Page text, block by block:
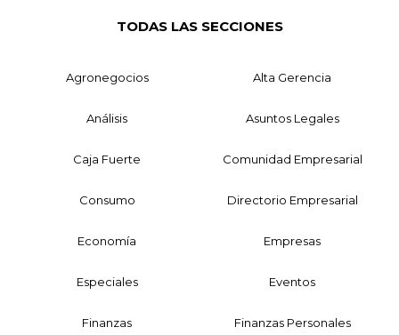
TODAS LAS SECCIONES
Agronegocios Alta Gerencia
Análisis Asuntos Legales
Caja Fuerte Comunidad Empresarial
Consumo Directorio Empresarial
Economía Empresas
Especiales Eventos
Finanzas Finanzas Personales